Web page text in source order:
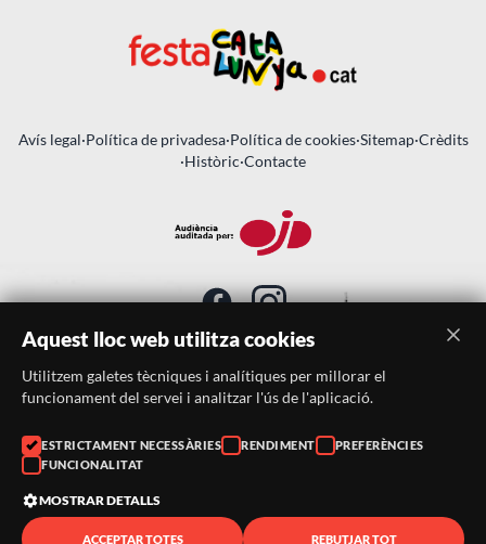
Avís legal·Política de privadesa·Política de cookies·Sitemap·Crèdits
·Històric·Contacte
SUBSCRIU-TE AL BUTLLETÍ
Telèfon:
938046359
Correu:
Aquest lloc web utilitza cookies
Utilitzem galetes tècniques i analítiques per millorar el
funcionament del servei i analitzar l'ús de l'aplicació.
ESTRICTAMENT NECESSÀRIES RENDIMENT
PREFERÈNCIES
FUNCIONALITAT
MOSTRAR DETALLS
ACCEPTAR TOTES REBUTJAR TOT